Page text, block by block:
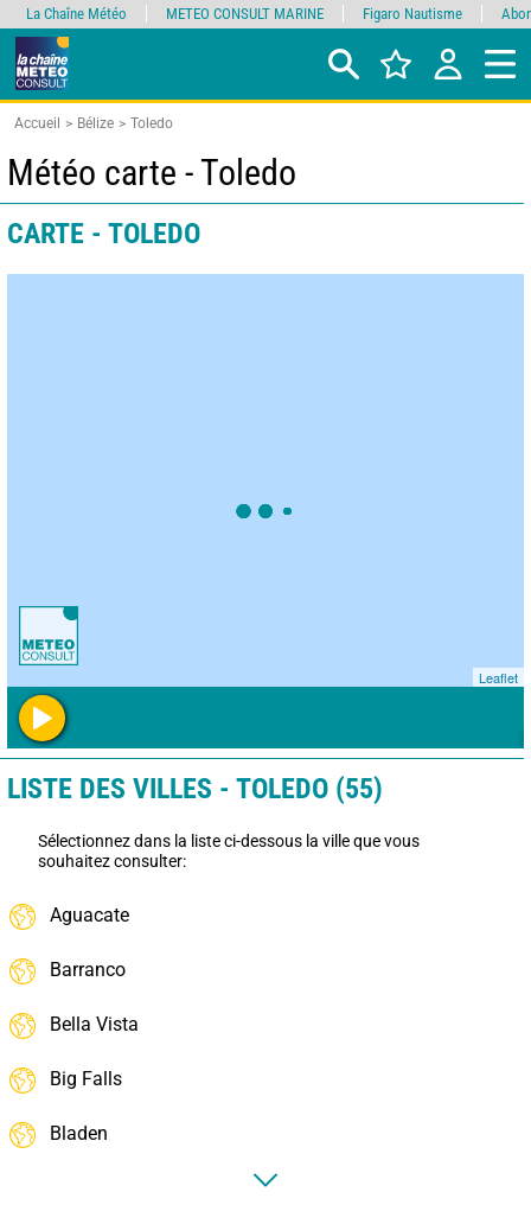
Accueil Bélize Toledo
Météo carte - Toledo
CARTE - TOLEDO
Leaflet
LISTE DES VILLES - TOLEDO (55)
Sélectionnez dans la liste ci-dessous la ville que vous
souhaitez consulter:
Aguacate
Barranco
Bella Vista
Big Falls
Bladen
La Chaîne Météo METEO CONSULT MARINE Figaro Nautisme